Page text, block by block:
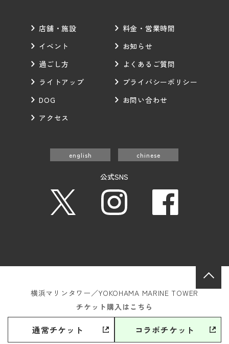
チケット購入はこちら
通常チケット コラボチケット
店舗・施設
イベント
過ごし方
ライトアップ
DOG
アクセス
料金・営業時間
お知らせ
よくあるご質問
プライバシーポリシー
お問い合わせ
english chinese
公式SNS
横浜マリンタワー／YOKOHAMA MARINE TOWER
〒231-0023 神奈川県横浜市中区山下町14番地1
© Yokohama marine tower. All Right Reserved.